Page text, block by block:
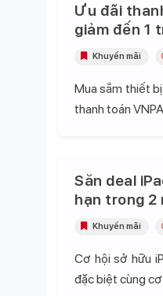
Ưu đãi
giảm đến 1
Mua sắm thiết
thanh toán
Khuyến mãi
Săn deal
hạn trong 2
Cơ hội sở hữu
đặc biệt cùng
Khuyến mãi